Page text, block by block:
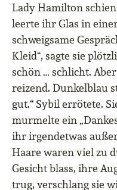
Lady Hamilton
leerte ihr Glas in
schweigsame
Kleid“, sagte sie
schön … schlicht.
reizend. Dunkelblau
gut.“ Sybil errötete.
murmelte ein
ihr irgendetwas
Haare waren viel zu
Gesicht blass, ihre
trug, verschlang sie